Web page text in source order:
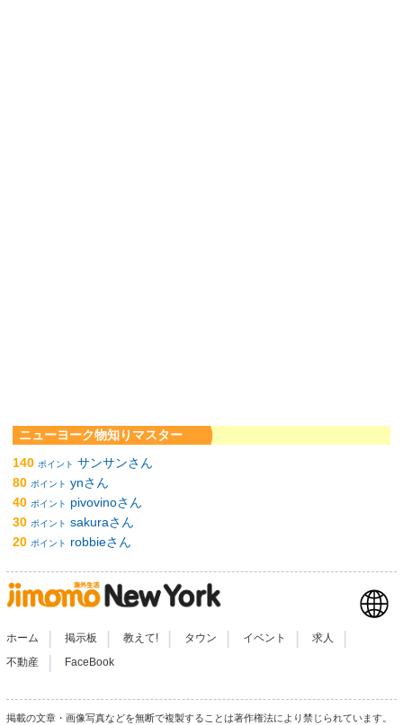
ニューヨーク物知りマスター
140 ポイント サンサンさん
80 ポイント ynさん
40 ポイント
pivovinoさん
30 ポイント sakuraさん
20 ポイント robbieさん
ホーム 掲示板 教えて! タウン イベント 求人
不動産 FaceBook
掲載の文章・画像写真などを無断で複製することは著作権法により禁じられています。